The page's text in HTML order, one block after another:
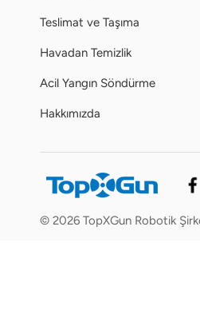
Teslimat ve Taşıma
Havadan Temizlik
Acil Yangın Söndürme
Hakkımızda
© 2026 TopXGun Robotik